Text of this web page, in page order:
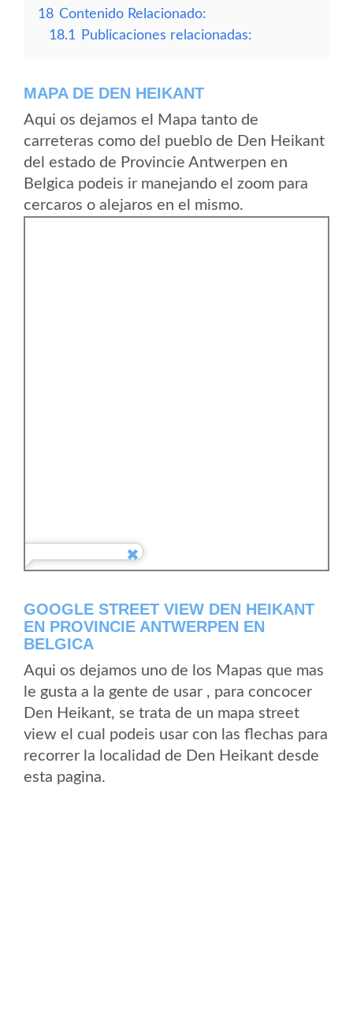
18 Contenido Relacionado:
18.1
Publicaciones relacionadas:
MAPA DE DEN HEIKANT
Aqui os dejamos el Mapa tanto de
carreteras como del pueblo de Den Heikant
del estado de Provincie Antwerpen en
Belgica podeis ir manejando el zoom para
cercaros o alejaros en el mismo.
GOOGLE STREET VIEW DEN HEIKANT
EN PROVINCIE ANTWERPEN EN
BELGICA
Aqui os dejamos uno de los Mapas que mas
le gusta a la gente de usar , para concocer
Den Heikant, se trata de un mapa street
view el cual podeis usar con las flechas para
recorrer la localidad de Den Heikant desde
esta pagina.